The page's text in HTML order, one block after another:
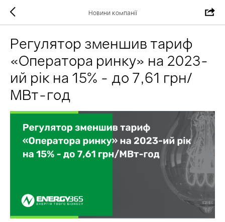
Новини компанії
Регулятор зменшив тариф
«Оператора ринку» на 2023-
ий рік на 15% - до 7,61 грн/
МВт-год